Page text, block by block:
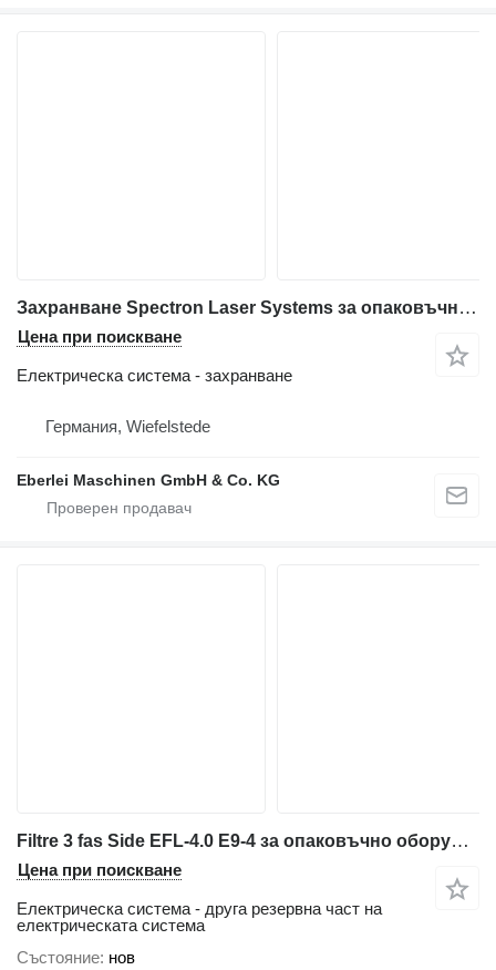
Захранване Spectron Laser Systems за опаковъчно оборудване Gretag Laser 6211
Цена при поискване
Електрическа система - захранване
Германия, Wiefelstede
Eberlei Maschinen GmbH & Co. KG
Filtre 3 fas Side EFL-4.0 E9-4 за опаковъчно оборудване Volpak S240 D
Цена при поискване
Електрическа система - друга резервна част на
електрическата система
Състояние нов